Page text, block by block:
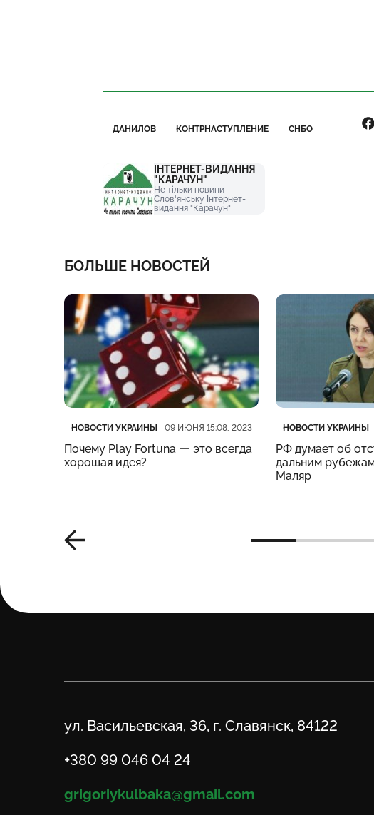
ДАНИЛОВ КОНТРНАСТУПЛЕНИЕ СНБО
ІНТЕРНЕТ-ВИДАННЯ
"КАРАЧУН"
Не тільки новини
Слов'янську Інтернет-
видання "Карачун"
БОЛЬШЕ НОВОСТЕЙ
Категория
НОВОСТИ УКРАИНЫ
Дата публикации 09 ИЮНЯ 15:08, 2023
Почему Play Fortuna ー это всегда
хорошая идея?
Категория
НОВОСТИ УКРАИНЫ
Дата публикации
РФ думает об
дальним
Маляр
Адрес
ул. Васильевская, 36, г. Славянск, 84122
Телефон
+380 99 046 04 24
Email
grigoriykulbaka@gmail.com